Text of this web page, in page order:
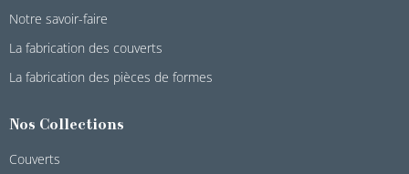
Notre savoir-faire
La fabrication des couverts
La fabrication des pièces de formes
Nos Collections
Couverts